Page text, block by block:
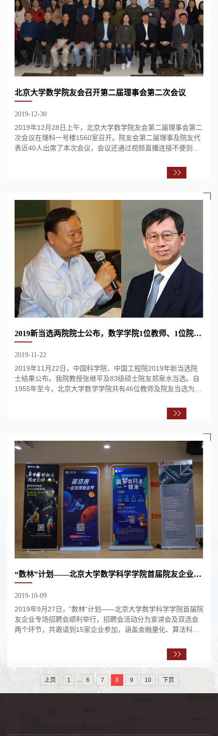
北京大学数学院友会召开第二届理事会第二次会议
2019-12-30
2019年12月28日上午，北京大学数学院友会第二届理事会第二
次会议在理科一号楼1560室召开。院友会第二届理事及院友代
表近40人出席了本次会议，会议还通过视频直播连接不便到场
2019新当选两院院士公布，数学学院1位教师、1位院友入选
2019-11-22
2019年11月22日，中国科学院、中国工程院2019年新当选院
士结果公布。我院教授张继平及83级硕士院友郑泉水当选。自
1955年至今，北京大学数学学院共有46位教师及院友当选为院
“数林”计划——北京大学数学科学学院首届院友企业专场招聘会顺利举行
2019-10-09
2019年9月27日，“数林”计划——北京大学数学科学学院首届院
友企业专场招聘会顺利举行，招聘会活动分为宣讲会及双选会
两个环节，共邀请到15家企业参加，涵盖金融量化、算法科
上页 1 ... 6 7 8 9 10 下页